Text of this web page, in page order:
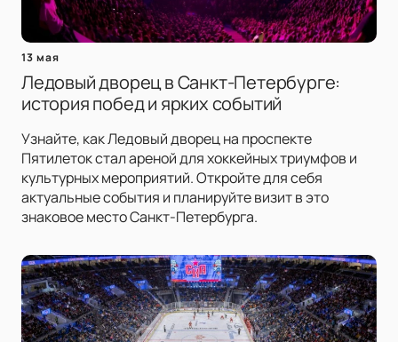
13 мая
Ледовый дворец в Санкт-Петербурге:
история побед и ярких событий
Узнайте, как Ледовый дворец на проспекте
Пятилеток стал ареной для хоккейных триумфов и
культурных мероприятий. Откройте для себя
актуальные события и планируйте визит в это
знаковое место Санкт-Петербурга.